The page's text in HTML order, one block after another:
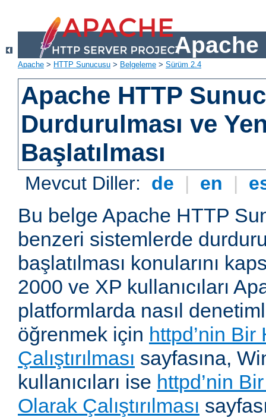
Apache
Apache > HTTP Sunucusu > Belgeleme > Sürüm 2.4
Apache HTTP
Durdurulması ve
Başlatılması
Mevcut Diller: de | en |
Bu belge Apache HTTP
benzeri sistemlerde
başlatılması konularını
2000 ve XP kullanıcıları
platformlarda nasıl
öğrenmek için httpd’nin
Çalıştırılması sayfasına,
kullanıcıları ise httpd’nin
Olarak Çalıştırılması